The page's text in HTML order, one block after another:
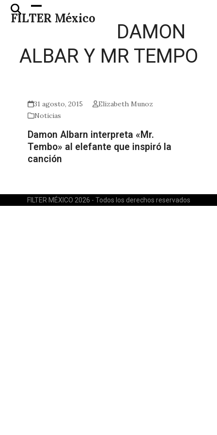
Skip
FILTER México
Open
mobile
Close
mobile
DAMON
ALBAR Y MR TEMPO
31 agosto, 2015
Elizabeth Munoz
Noticias
Damon Albarn interpreta «Mr.
Tembo» al elefante que inspiró la
canción
FILTER MÉXICO 2026 - Todos los derechos reservados